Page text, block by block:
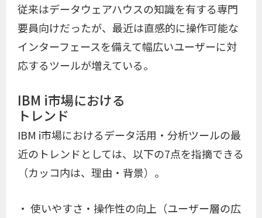
従来はデータウェアハウスの知識を有する専門
要員向けだったが、最近は直感的に操作可能な
インターフェースを備えて幅広いユーザーに対
応するツールが増えている。
IBM i市場における
トレンド
IBM i市場におけるデータ活用・分析ツールの最
近のトレンドとしては、以下の7点を指摘できる
（カッコ内は、理由・背景）。
・ 使いやすさ・操作性の向上（ユーザー層の広